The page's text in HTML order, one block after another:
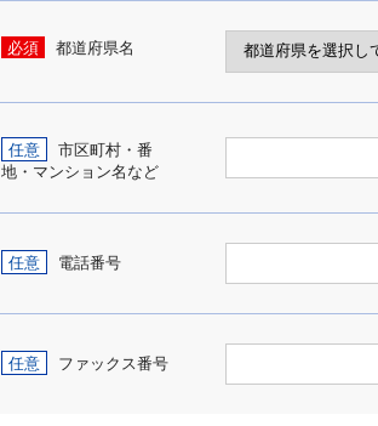
必須 都道府県名
任意
市区町村・番
地・マンション名など
任意 電話番号
任意 ファックス番号